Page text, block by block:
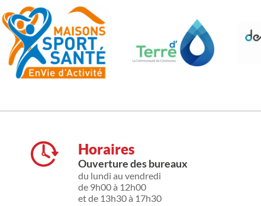
Horaires
Ouverture des bureaux
du lundi au vendredi
de 9h00 à 12h00
et de 13h30 à 17h30